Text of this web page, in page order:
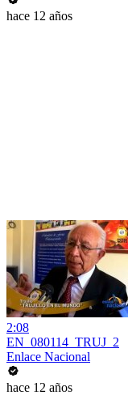
hace 12 años
2:08
EN_080114_TRUJ_2
Enlace Nacional
hace 12 años